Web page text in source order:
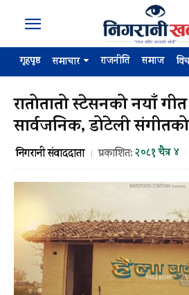
गृहपृष्ठ समाचार राजनीति समाज
रातोतातो स्टेसनको नयाँ गीत
सार्वजनिक, डोटेली
निगरानी संवाददाता प्रकाशित:२०८१ चैत्र ४